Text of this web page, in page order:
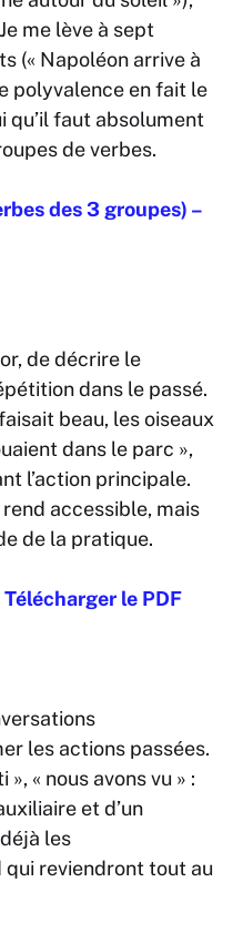
me lève à sept
(« Napoléon arrive à
polyvalence en fait le
qu’il faut absolument
de verbes.
des 3 groupes) –
de décrire le
dans le passé.
beau, les oiseaux
dans le parc »,
l’action principale.
accessible, mais
de la pratique.
le PDF
les actions passées.
», « nous avons vu » :
et d’un
les
qui reviendront tout au